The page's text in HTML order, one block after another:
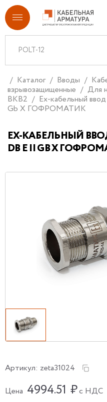
Каталог Вводы
взрывозащищенные
Для
ВКВ2
Ех-кабельный
Gb X ГОФРОМАТИК
ЕХ-КАБЕЛЬНЫЙ
DB E II GB X
Артикул: zeta31024
Цена 4994.51 ₽с НДС